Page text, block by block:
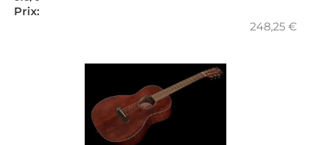
Prix:
248,25 €